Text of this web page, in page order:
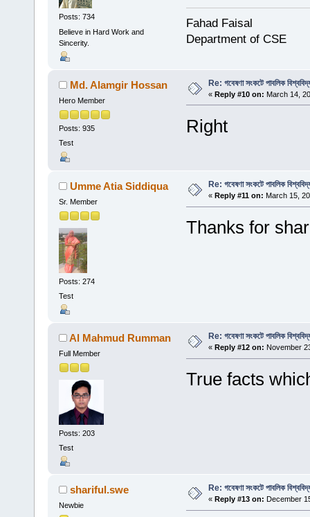
Posts: 734
Believe in Hard Work and
Sincerity.
Fahad Faisal
Department of CSE
Md. Alamgir Hossan
Hero Member
Posts: 935
Test
Re: গবেষণা সংকটে পাবলিক
« Reply #10 on: March 14,
Right
Umme Atia Siddiqua
Sr. Member
Posts: 274
Test
Re: গবেষণা সংকটে পাবলিক
« Reply #11 on: March 15,
Thanks for
Al Mahmud Rumman
Full Member
Posts: 203
Test
Re: গবেষণা সংকটে পাবলিক
« Reply #12 on: November
True facts
shariful.swe
Newbie
Re: গবেষণা সংকটে পাবলিক
« Reply #13 on: December